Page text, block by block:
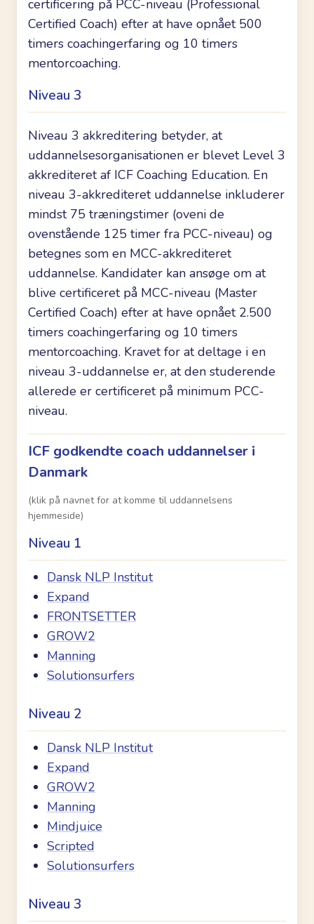
certificering på PCC-niveau (Professional
Certified Coach) efter at have opnået 500
timers coachingerfaring og 10 timers
mentorcoaching.
Niveau 3
Niveau 3 akkreditering betyder, at
uddannelsesorganisationen er blevet Level 3
akkrediteret af ICF Coaching Education. En
niveau 3-akkrediteret uddannelse inkluderer
mindst 75 træningstimer (oveni de
ovenstående 125 timer fra PCC-niveau) og
betegnes som en MCC-akkrediteret
uddannelse. Kandidater kan ansøge om at
blive certificeret på MCC-niveau (Master
Certified Coach) efter at have opnået 2.500
timers coachingerfaring og 10 timers
mentorcoaching. Kravet for at deltage i en
niveau 3-uddannelse er, at den studerende
allerede er certificeret på minimum PCC-
niveau.
ICF godkendte coach uddannelser i
Danmark
(klik på navnet for at komme til uddannelsens
hjemmeside)
Niveau 1
Dansk NLP Institut
Expand
FRONTSETTER
GROW2
Manning
Solutionsurfers
Niveau 2
Dansk NLP Institut
Expand
GROW2
Manning
Mindjuice
Scripted
Solutionsurfers
Niveau 3